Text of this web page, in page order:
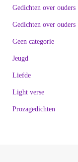
Gedichten over ouders
Gedichten over ouders
Geen categorie
Jeugd
Liefde
Light verse
Prozagedichten